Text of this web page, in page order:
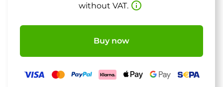
without VAT. info_outline
Buy now